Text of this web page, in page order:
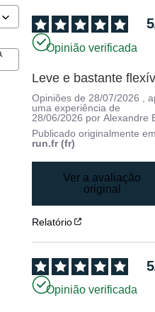
5
Opinião verificada
Leve e bastante
Opiniões de28/07/2026 ,
uma experiência de
28/06/2026 porAlexandre
Publicado originalmente
run.fr (fr)
Ver a avaliação
original
Relatório
5
Opinião verificada